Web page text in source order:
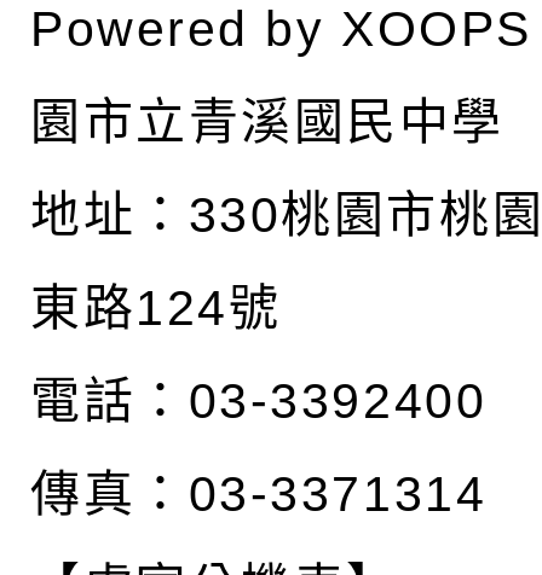
Powered by XOOPS
園市立青溪國民中學
地址： 330桃園市桃
東路124號
電話：03-3392400
傳真：03-3371314